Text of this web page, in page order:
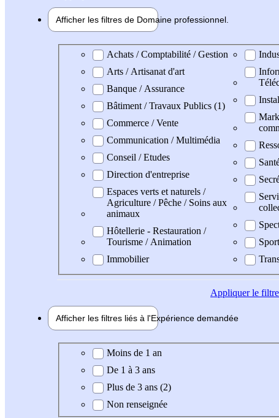
Afficher les filtres de Domaine professionnel
Domaine professionel
Achats / Comptabilité / Gestion
Arts / Artisanat d'art
Banque / Assurance
Bâtiment / Travaux Publics (1)
Commerce / Vente
Communication / Multimédia
Conseil / Etudes
Direction d'entreprise
Espaces verts et naturels /
Agriculture / Pêche / Soins aux
animaux
Hôtellerie - Restauration /
Tourisme / Animation
Immobilier
Sport
Appliquerle filtre
Afficher les filtres liés à l'Expérience demandée
Expérience demandée
Moins de 1 an
De 1 à 3 ans
Plus de 3 ans (2)
Non renseignée